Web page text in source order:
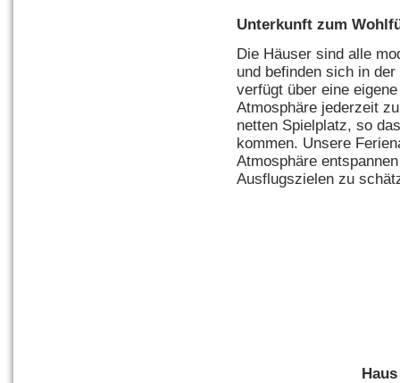
Unterkunft zum
Die Häuser sind alle
und befinden sich in
verfügt über eine
Atmosphäre jederzeit
netten Spielplatz, so
kommen. Unsere
Atmosphäre
Ausflugszielen zu